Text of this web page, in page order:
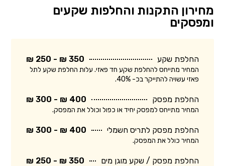
מחירון התקנות והחלפות שקעים
ומפסקים
החלפת שקע 350 ₪ - 250 ₪
המחיר מתייחס להחלפת שקע חד פאזי. עלות החלפת שקע לתל
פאזי עשויה להתייקר בכ- 40%.
החלפת מפסק 400 ₪ - 300 ₪
המחיר מתייחס למפסק יחיד או כפול וכולל את המפסק.
החלפת מפסק לתריס חשמלי 400 ₪ - 300 ₪
המחיר כולל את המפסק.
החלפת מפסק / שקע מוגן מים 350 ₪ - 250 ₪